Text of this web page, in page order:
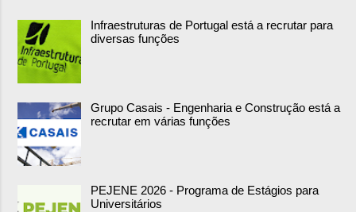
Infraestruturas de Portugal está a recrutar para
diversas funções
Grupo Casais - Engenharia e Construção está a
recrutar em várias funções
PEJENE 2026 - Programa de Estágios para
Universitários